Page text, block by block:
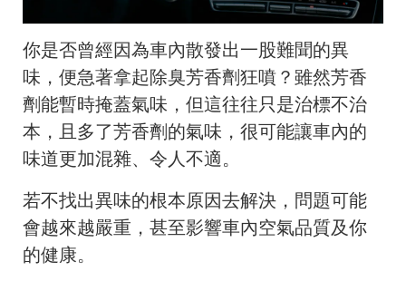
你是否曾經因為車內散發出一股難聞的異
味，便急著拿起除臭芳香劑狂噴？雖然芳香
劑能暫時掩蓋氣味，但這往往只是治標不治
本，且多了芳香劑的氣味，很可能讓車內的
味道更加混雜、令人不適。
若不找出異味的根本原因去解決，問題可能
會越來越嚴重，甚至影響車內空氣品質及你
的健康。